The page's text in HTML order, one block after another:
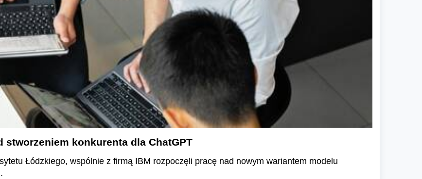
stworzeniem konkurenta dla ChatGPT
Łódzkiego, wspólnie z firmą IBM rozpoczęli pracę nad nowym wariantem modelu